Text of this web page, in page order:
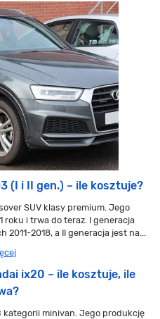
(I i II gen.) – ile kosztuje?
SUV klasy premium. Jego
roku i trwa do teraz. I generacja
2018, a II generacja jest na...
ix20 – ile kosztuje, ile
minivan. Jego produkcję